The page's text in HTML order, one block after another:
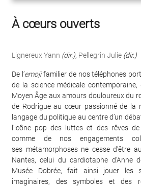
À cœurs ouverts
Lignereux Yann (dir.), Pellegrin Julie (dir.)
De l’emojifamilier de nos téléphones
de la science médicale contemporaine,
Moyen Âge aux amours douloureux du
de Rodrigue au cœur passionné de la
langage du politique au centre d’un
l’icône pop des luttes et des rêves
comme de nos engagements
ses métamorphoses ne cesse d’être
Nantes, celui du cardiotaphe d’Anne
Musée Dobrée, fait ainsi jouer les
imaginaires, des symboles et des